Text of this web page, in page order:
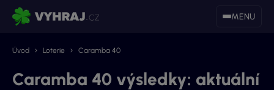
MENU
Úvod Loterie Caramba 40
Caramba 40 výsledky: aktuální